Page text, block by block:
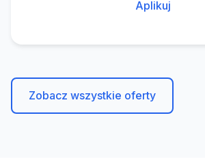
Aplikuj
Zobacz wszystkie oferty